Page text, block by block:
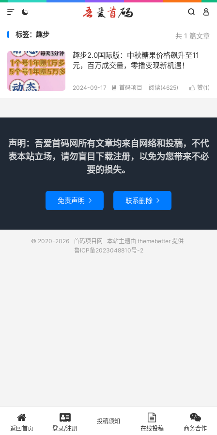
  

共 1 篇文章
标签：趣步
趣步2.0国际版：中秋糖果价格飙升至11
元，百万成交量，零撸变现新机遇！
 赞(1 )
2024-09-17  首码项目 阅读(4625)
声明：吾爱首码网所有文章均来自网络和投稿，不代
表本站立场，请勿盲目下载注册，以免为您带来不必
要的损失。
免责声明  联系删除 
© 2020-2026 首码项目网 本站主题由 themebetter提供
鲁ICP备2023048810号-2
首页 登录 投稿 关于
返回首页 登录/注册
投稿须知
在线投稿
商务合作